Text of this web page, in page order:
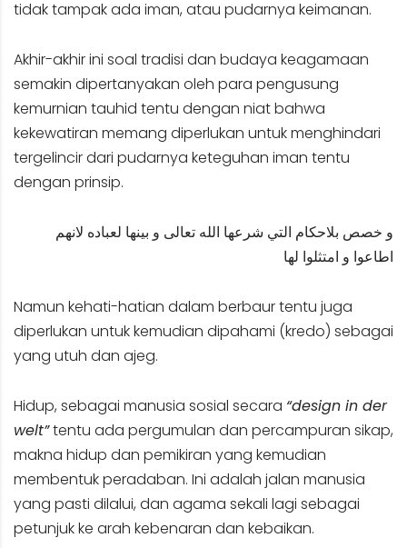
tidak tampak ada iman, atau pudarnya keimanan.
Akhir-akhir ini soal tradisi dan budaya keagamaan
semakin dipertanyakan oleh para pengusung
kemurnian tauhid tentu dengan niat bahwa
kekewatiran memang diperlukan untuk menghindari
tergelincir dari pudarnya keteguhan iman tentu
dengan prinsip.
و خصص بلاحكام التي شرعها الله تعالى و بينها لعباده لانهم
اطاعوا و امتثلوا لها
Namun kehati-hatian dalam berbaur tentu juga
diperlukan untuk kemudian dipahami (kredo) sebagai
yang utuh dan ajeg.
Hidup, sebagai manusia sosial secara “design in der
welt”tentu ada pergumulan dan percampuran sikap,
makna hidup dan pemikiran yang kemudian
membentuk peradaban. Ini adalah jalan manusia
yang pasti dilalui, dan agama sekali lagi sebagai
petunjuk ke arah kebenaran dan kebaikan.